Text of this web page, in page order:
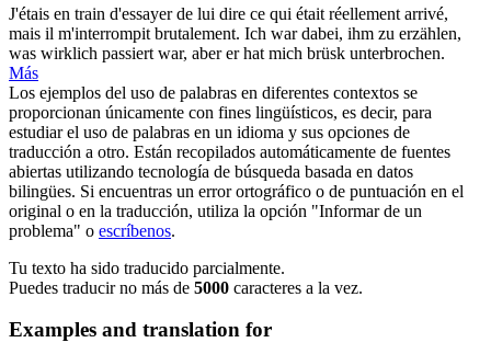
J'étais en train d'essayer de lui dire ce qui était réellement arrivé,
mais il m'interrompit brutalement. Ich war dabei, ihm zu erzählen,
was wirklich passiert war, aber er hat mich brüsk unterbrochen.
Más
Los ejemplos del uso de palabras en diferentes contextos se
proporcionan únicamente con fines lingüísticos, es decir, para
estudiar el uso de palabras en un idioma y sus opciones de
traducción a otro. Están recopilados automáticamente de fuentes
abiertas utilizando tecnología de búsqueda basada en datos
bilingües. Si encuentras un error ortográfico o de puntuación en el
original o en la traducción, utiliza la opción "Informar de un
problema" o escríbenos.
Tu texto ha sido traducido parcialmente.
Puedes traducir no más de 5000 caracteres a la vez.
Examples and translation for